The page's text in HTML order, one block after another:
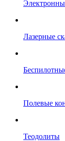
Лазерные
Полевые
Теодолиты